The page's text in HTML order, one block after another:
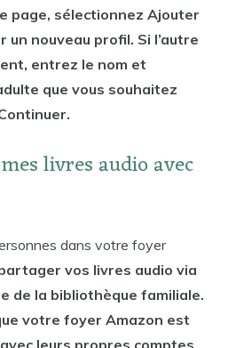
page, sélectionnez Ajouter
un nouveau profil. Si l’autre
entrez le nom et
que vous souhaitez
livres audio avec
dans votre foyer
vos livres audio via
de la bibliothèque familiale.
votre foyer Amazon est
leurs propres comptes